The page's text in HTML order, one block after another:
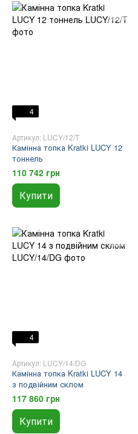
4
Артикул: LUCY/12/T
Камінна топка Kratki LUCY 12
тоннель
110 742 грн
Купити
4
Артикул: LUCY/14/DG
Камінна топка Kratki LUCY 14
з подвійним склом
117 860 грн
Купити